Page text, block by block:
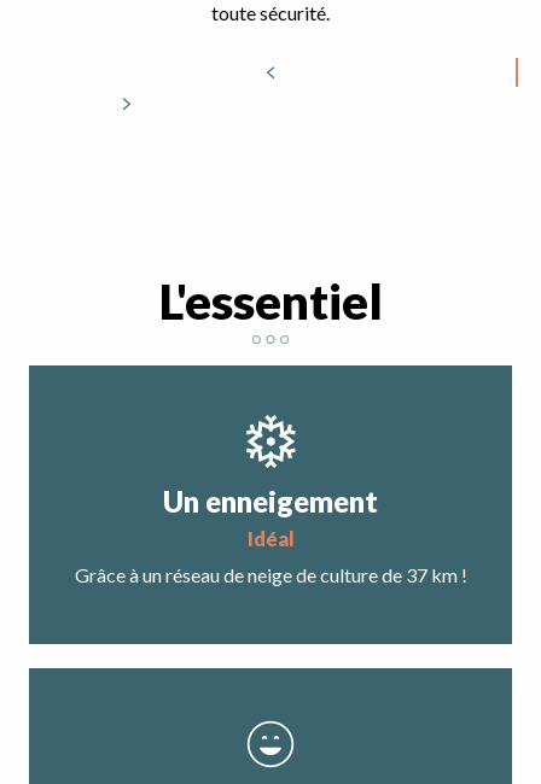
toute sécurité.
L'essentiel
Un enneigement
idéal
Grâce à un réseau de neige de culture de 37 km !